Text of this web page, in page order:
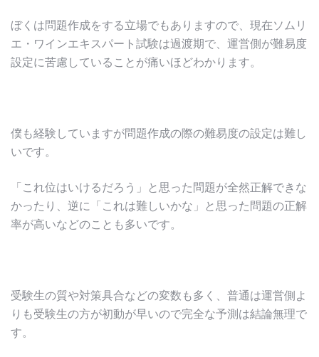
ぼくは問題作成をする立場でもありますので、現在ソムリ
エ・ワインエキスパート試験は過渡期で、運営側が難易度
設定に苦慮していることが痛いほどわかります。
僕も経験していますが問題作成の際の難易度の設定は難し
いです。
「これ位はいけるだろう」と思った問題が全然正解できな
かったり、逆に「これは難しいかな」と思った問題の正解
率が高いなどのことも多いです。
受験生の質や対策具合などの変数も多く、普通は運営側よ
りも受験生の方が初動が早いので完全な予測は結論無理で
す。